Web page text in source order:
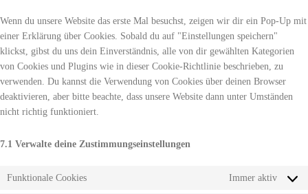
Wenn du unsere Website das erste Mal besuchst, zeigen wir dir ein Pop-Up mit
einer Erklärung über Cookies. Sobald du auf "Einstellungen speichern"
klickst, gibst du uns dein Einverständnis, alle von dir gewählten Kategorien
von Cookies und Plugins wie in dieser Cookie-Richtlinie beschrieben, zu
verwenden. Du kannst die Verwendung von Cookies über deinen Browser
deaktivieren, aber bitte beachte, dass unsere Website dann unter Umständen
nicht richtig funktioniert.
7.1 Verwalte deine Zustimmungseinstellungen
Funktionale Cookies Immer aktiv